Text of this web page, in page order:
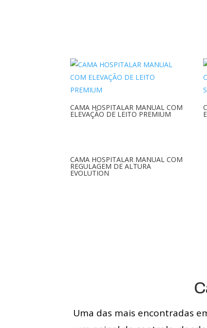
CAMA HOSPITALAR MANUAL COM
ELEVAÇÃO DE LEITO PREMIUM
CAMA HOSPITALAR MANUAL COM
REGULAGEM DE ALTURA
EVOLUTION
Uma das mais encontradas